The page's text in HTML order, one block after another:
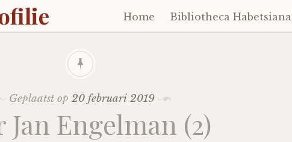
Naar
de
Home Bibliotheca Habetsiana
Geplaatst op20 februari 2019
Jan Engelman (2)